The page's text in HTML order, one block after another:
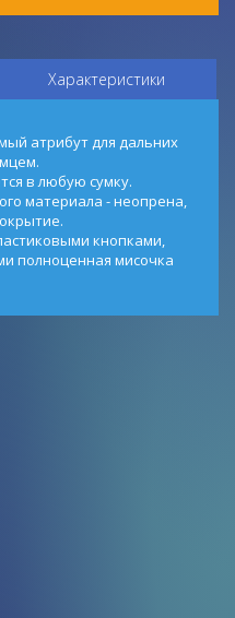
Характеристики
атрибут для дальних
в любую сумку.
материала - неопрена,
кнопками,
полноценная мисочка